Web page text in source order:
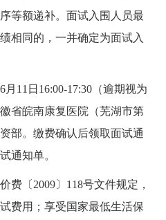
等额递补。面试入围人员最
相同的，一并确定为面试入
11日16:00-17:30（逾期视为
省皖南康复医院（芜湖市第
部。缴费确认后领取面试通
通知单。
费〔2009〕118号文件规定，
费用；享受国家最低生活保